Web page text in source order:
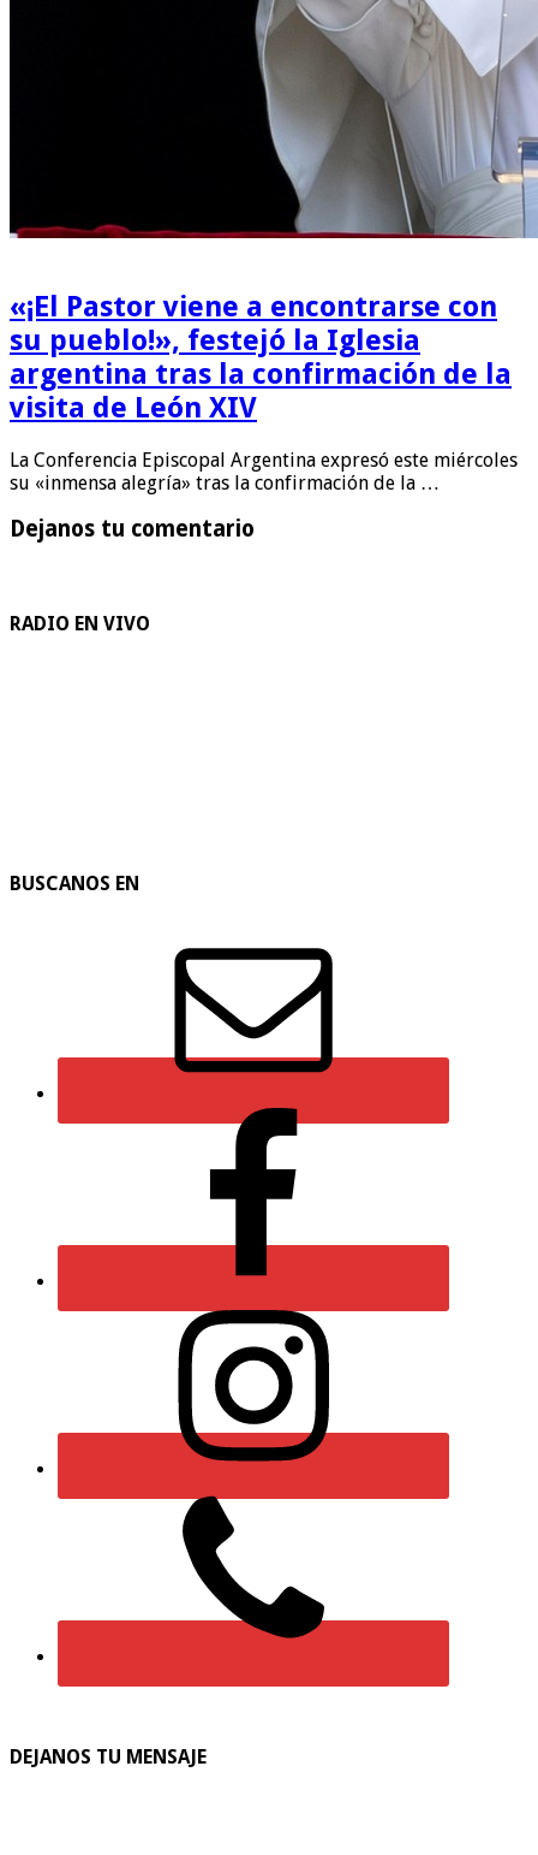
«¡El Pastor viene a encontrarse con
su pueblo!», festejó la Iglesia
argentina tras la confirmación de la
visita de León XIV
La Conferencia Episcopal Argentina expresó este miércoles
su «inmensa alegría» tras la confirmación de la …
Dejanos tu comentario
RADIO EN VIVO
BUSCANOS EN
DEJANOS TU MENSAJE